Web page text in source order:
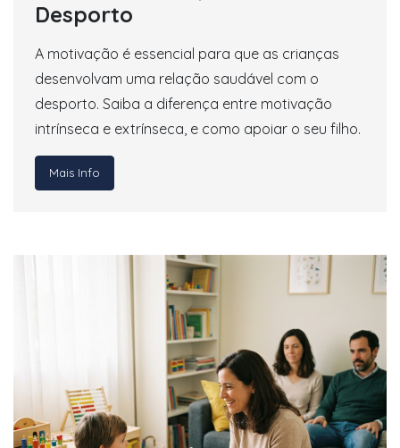
Desporto
A motivação é essencial para que as crianças
desenvolvam uma relação saudável com o
desporto. Saiba a diferença entre motivação
intrínseca e extrínseca, e como apoiar o seu filho.
Mais Info